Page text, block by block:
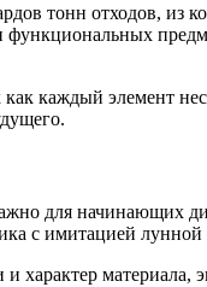
тонн отходов, из
каждый элемент
для начинающих
с имитацией лунной
характер